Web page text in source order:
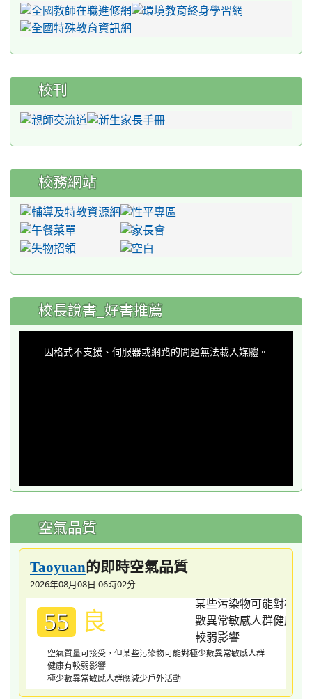
校刊
校務網站
:::
校長說書_好書推薦
因格式不支援、伺服器或網路的問題無法載入媒體。
空氣品質
Taoyuan的即時空氣品質
2026年08月08日 06時02分
55 良
空氣質量可接受，但某些污染物可能對極少數異常敏感人群
健康有較弱影響
極少數異常敏感人群應減少戶外活動